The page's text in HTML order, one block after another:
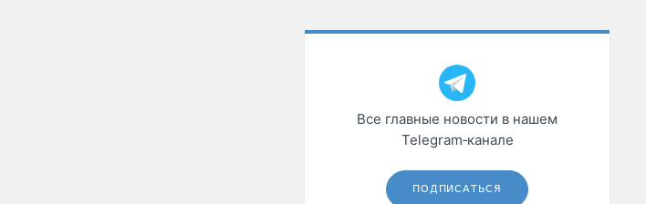
Все главные новости в нашем
Telegram‑канале
ПОДПИСАТЬСЯ